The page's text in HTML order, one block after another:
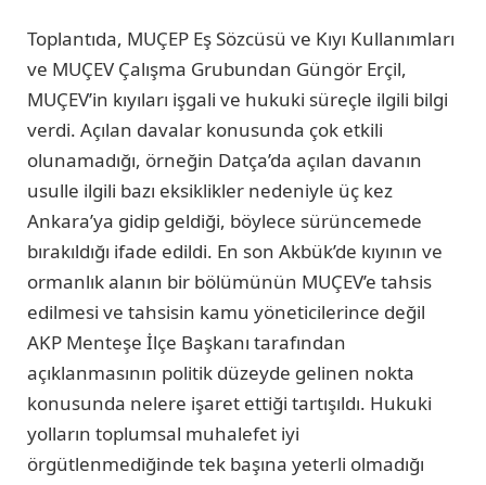
Toplantıda, MUÇEP Eş Sözcüsü ve Kıyı Kullanımları
ve MUÇEV Çalışma Grubundan Güngör Erçil,
MUÇEV’in kıyıları işgali ve hukuki süreçle ilgili bilgi
verdi. Açılan davalar konusunda çok etkili
olunamadığı, örneğin Datça’da açılan davanın
usulle ilgili bazı eksiklikler nedeniyle üç kez
Ankara’ya gidip geldiği, böylece sürüncemede
bırakıldığı ifade edildi. En son Akbük’de kıyının ve
ormanlık alanın bir bölümünün MUÇEV’e tahsis
edilmesi ve tahsisin kamu yöneticilerince değil
AKP Menteşe İlçe Başkanı tarafından
açıklanmasının politik düzeyde gelinen nokta
konusunda nelere işaret ettiği tartışıldı. Hukuki
yolların toplumsal muhalefet iyi
örgütlenmediğinde tek başına yeterli olmadığı